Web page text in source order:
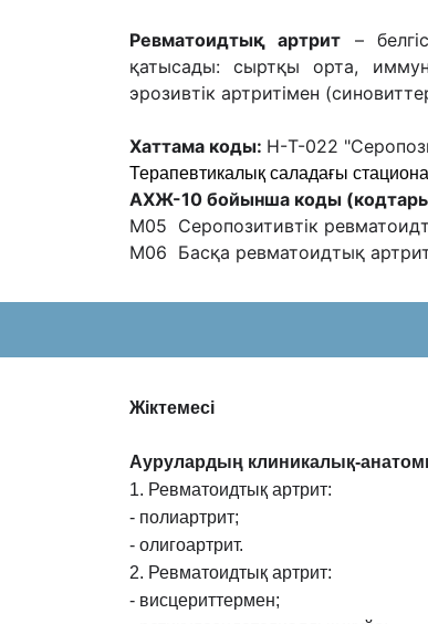
Ревматоидтық артрит –
қатысады: сыртқы орта,
эрозивтік артритімен
Хаттама коды: H-Т-022
Терапевтикалық саладағы
АХЖ-10 бойынша коды
M05 Серопозитивтік
M06 Басқа ревматоидтық
Жіктемесі
Аурулардың клиникалық-
1. Ревматоидтық артрит:
- полиартрит;
- олигоартрит.
2. Ревматоидтық артрит:
- висцериттермен;